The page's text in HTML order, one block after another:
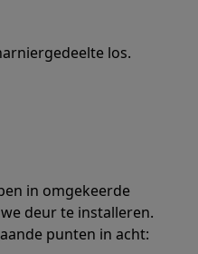
los.
in omgekeerde
deur te installeren.
punten in acht: